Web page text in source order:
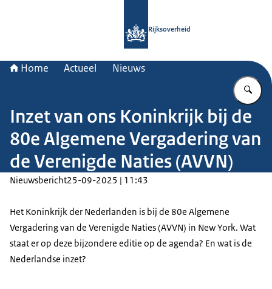
Rijksoverheid
Home Actueel Nieuws
Inzet van ons Koninkrijk bij de
80e Algemene Vergadering van
de Verenigde Naties (AVVN)
Nieuwsbericht25-09-2025 | 11:43
Het Koninkrijk der Nederlanden is bij de 80e Algemene
Vergadering van de Verenigde Naties (AVVN) in New York. Wat
staat er op deze bijzondere editie op de agenda? En wat is de
Nederlandse inzet?